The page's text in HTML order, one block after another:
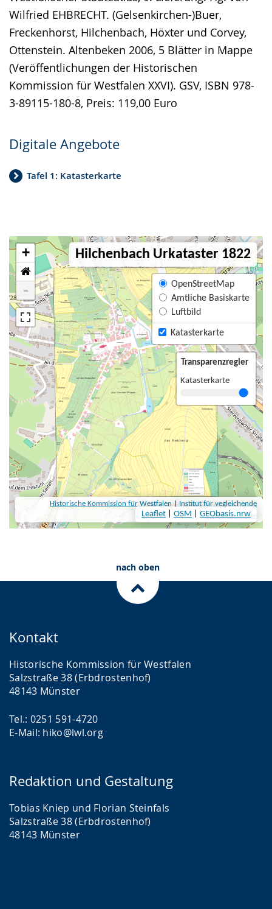
Wilfried EHBRECHT. (Gelsenkirchen-)Buer,
Freckenhorst, Hilchenbach, Höxter und Corvey,
Ottenstein. Altenbeken 2006, 5 Blätter in Mappe
(Veröffentlichungen der Historischen
Kommission für Westfalen XXVI). GSV, ISBN 978-
3-89115-180-8, Preis: 119,00 Euro
Digitale Angebote
Tafel 1: Katasterkarte
nach oben
Kontakt
Historische Kommission für Westfalen
Salzstraße 38 (Erbdrostenhof)
48143 Münster
Tel.: 0251 591-4720
E-Mail: hiko@lwl.org
Redaktion und Gestaltung
Tobias Kniep und Florian Steinfals
Salzstraße 38 (Erbdrostenhof)
48143 Münster